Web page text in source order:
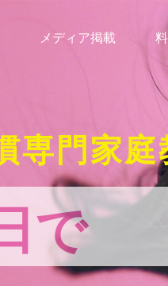
メディア掲載
専門家庭
で